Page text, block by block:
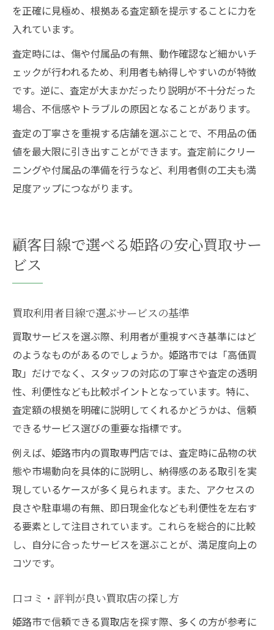
を正確に見極め、根拠ある査定額を提示することに力を
入れています。
査定時には、傷や付属品の有無、動作確認など細かいチ
ェックが行われるため、利用者も納得しやすいのが特徴
です。逆に、査定が大まかだったり説明が不十分だった
場合、不信感やトラブルの原因となることがあります。
査定の丁寧さを重視する店舗を選ぶことで、不用品の価
値を最大限に引き出すことができます。査定前にクリー
ニングや付属品の準備を行うなど、利用者側の工夫も満
足度アップにつながります。
顧客目線で選べる姫路の安心買取サー
ビス
買取利用者目線で選ぶサービスの基準
買取サービスを選ぶ際、利用者が重視すべき基準にはど
のようなものがあるのでしょうか。姫路市では「高価買
取」だけでなく、スタッフの対応の丁寧さや査定の透明
性、利便性なども比較ポイントとなっています。特に、
査定額の根拠を明確に説明してくれるかどうかは、信頼
できるサービス選びの重要な指標です。
例えば、姫路市内の買取専門店では、査定時に品物の状
態や市場動向を具体的に説明し、納得感のある取引を実
現しているケースが多く見られます。また、アクセスの
良さや駐車場の有無、即日現金化なども利便性を左右す
る要素として注目されています。これらを総合的に比較
し、自分に合ったサービスを選ぶことが、満足度向上の
コツです。
口コミ・評判が良い買取店の探し方
姫路市で信頼できる買取店を探す際、多くの方が参考に